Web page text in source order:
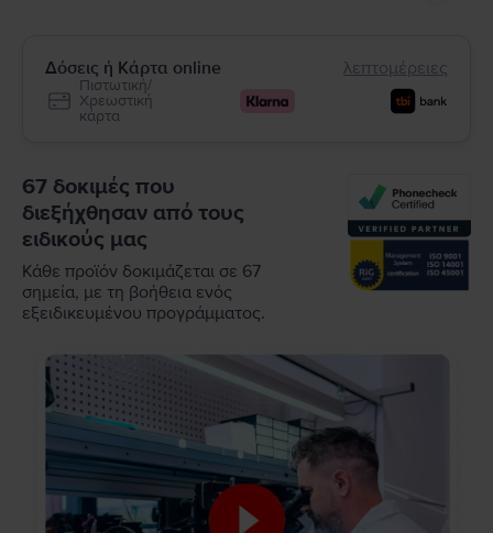
Δόσεις ή Κάρτα online λεπτομέρειες
Πιστωτική/
Χρεωστική
κάρτα
67 δοκιμές που
διεξήχθησαν από τους
ειδικούς μας
Κάθε προϊόν δοκιμάζεται σε 67
σημεία, με τη βοήθεια ενός
εξειδικευμένου προγράμματος.